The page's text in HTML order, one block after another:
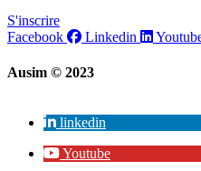
S'inscrire
Facebook
Linkedin
Ausim © 2023
linkedin
Youtube